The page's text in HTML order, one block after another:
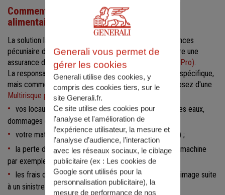
Comment couvrir le risque d'intoxication
alimentaire ?
La solution la plus simple pour faire face aux conséquences
pécuniaire d’une intoxication alimentaire est de souscrire une
assurance de
Responsabilité civile professionnelle (RC Pro).
La responsabilité civile peut être souscrite par contrat spécifique,
mais comme la majorité des professionnels, vous disposez d'une
Multirisque professionnellequi en plus de garantir :
vos locaux contre divers sinistres (incendie, dégât des eaux,
dommages électriques, etc.) ;
votre matériel (fours, table de cuisson, mobilier, etc.) ;
la perte d'exploitation à la suite d'un sinistre (bris de machine
par exemple) ;
les frais de communication en cas d'atteinte à votre image suite
à un sinistre (intoxication alimentaire par exemple),
Generali vous permet de
gérer les cookies
Generali utilise des cookies, y
compris des cookies tiers, sur le
site Generali.fr.
Ce site utilise des cookies pour
l’analyse et l'amélioration de
l’expérience utilisateur, la mesure et
l’analyse d’audience, l’interaction
avec les réseaux sociaux, le ciblage
publicitaire (ex : Les cookies de
Google sont utilisés pour la
personnalisation publicitaire), la
mesure de performance de nos